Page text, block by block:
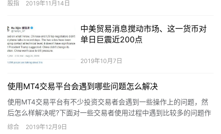
股指 2019年11月14日
中美贸易消息搅动市场、这一货币对
单日巨震近200点
2019年10月7日
使用MT4交易平台会遇到哪些问题怎么解决
使用MT4交易平台有不少投资交易者会遇到一些操作上的问题，然
后怎么样解决呢?下面对一些交易者使用过程中遇到比较多的问题作
一下汇总：
综合 2019年12月9日